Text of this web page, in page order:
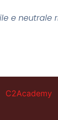
e
C2Academy